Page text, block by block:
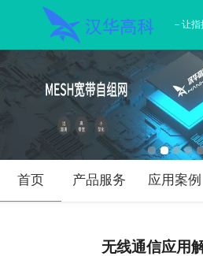
－让
首页 产品服务 应用案例
无线通信应用